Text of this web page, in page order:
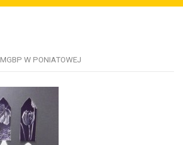
MGBP W PONIATOWEJ